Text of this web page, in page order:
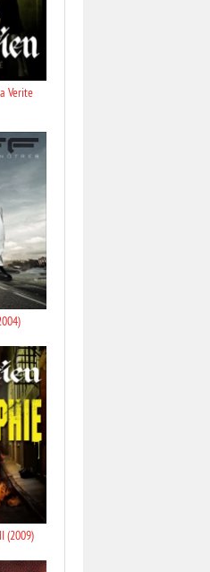
Verite
(2009)